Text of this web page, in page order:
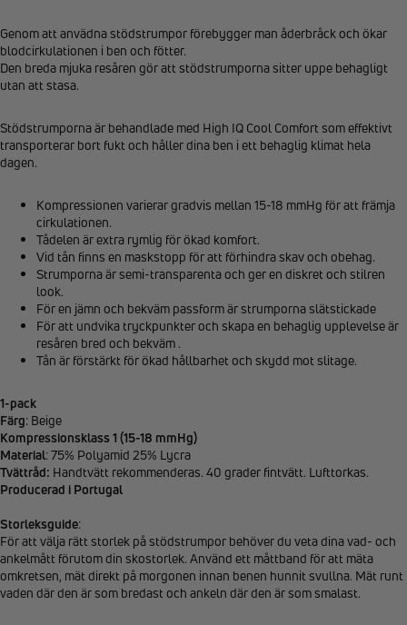
Genom att anvädna stödstrumpor förebygger man åderbråck och ökar
blodcirkulationen i ben och fötter.
Den breda mjuka resåren gör att stödstrumporna sitter uppe behagligt
utan att stasa.
Stödstrumporna är behandlade med High IQ Cool Comfort som effektivt
transporterar bort fukt och håller dina ben i ett behaglig klimat hela
dagen.
Kompressionen varierar gradvis mellan 15-18 mmHg för att främja
cirkulationen.
Tådelen är extra rymlig för ökad komfort.
Vid tån finns en maskstopp för att förhindra skav och obehag.
Strumporna är semi-transparenta och ger en diskret och stilren
look.
För en jämn och bekväm passform är strumporna slätstickade
För att undvika tryckpunkter och skapa en behaglig upplevelse är
resåren bred och bekväm .
Tån är förstärkt för ökad hållbarhet och skydd mot slitage.
1-pack
Färg: Beige
Kompressionsklass 1 (15-18 mmHg)
Material: 75% Polyamid 25% Lycra
Tvättråd: Handtvätt rekommenderas. 40 grader fintvätt. Lufttorkas.
Producerad i Portugal
Storleksguide:
För att välja rätt storlek på stödstrumpor behöver du veta dina vad- och
ankelmått förutom din skostorlek. Använd ett måttband för att mäta
omkretsen, mät direkt på morgonen innan benen hunnit svullna. Mät runt
vaden där den är som bredast och ankeln där den är som smalast.